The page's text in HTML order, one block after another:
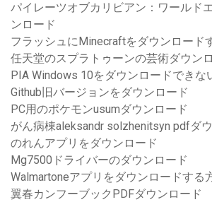
パイレーツオブカリビアン：ワールド
ンロード
フラッシュにMinecraftをダウンロード
任天堂のスプラトゥーンの芸術ダウン
PIA Windows 10をダウンロードできな
Github旧バージョンをダウンロード
PC用のポケモンusumダウンロード
がん病棟aleksandr solzhenitsyn pdfダ
のれんアプリをダウンロード
Mg7500ドライバーのダウンロード
Walmartoneアプリをダウンロードする
翼春カンフーブックPDFダウンロード